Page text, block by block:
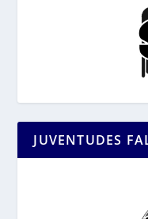
JUVENTUDES